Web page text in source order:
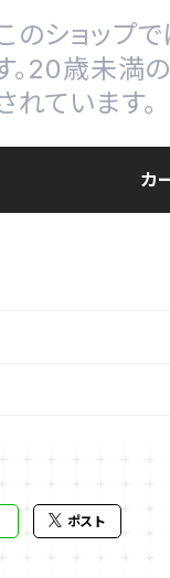
のショップ
。20歳未満
れています。
カ
ポスト